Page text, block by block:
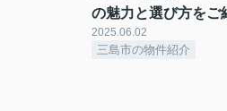
の魅力と選び方をご
2025.06.02
三島市の物件紹介